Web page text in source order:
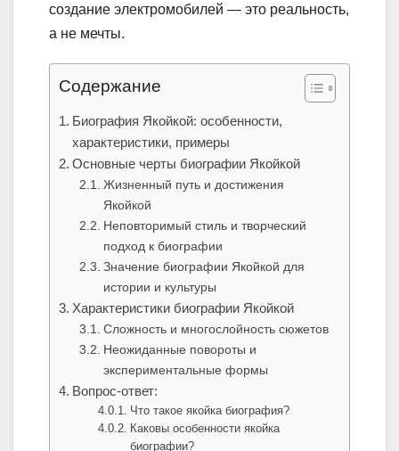
создание электромобилей — это реальность,
а не мечты.
Содержание
Биография Якойкой: особенности,
характеристики, примеры
Основные черты биографии Якойкой
Жизненный путь и достижения
Якойкой
Неповторимый стиль и творческий
подход к биографии
Значение биографии Якойкой для
истории и культуры
Характеристики биографии Якойкой
Сложность и многослойность сюжетов
Неожиданные повороты и
экспериментальные формы
Вопрос-ответ:
Что такое якойка биография?
Каковы особенности якойка
биографии?